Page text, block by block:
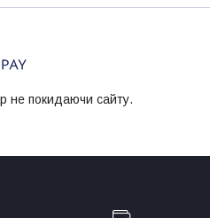
не покидаючи сайту.